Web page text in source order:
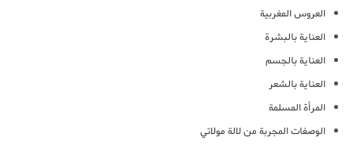
العروس المغربية
العناية بالبشرة
العناية بالجسم
العناية بالشعر
المرأة المسلمة
الوصفات المجربة من لالة مولاتي